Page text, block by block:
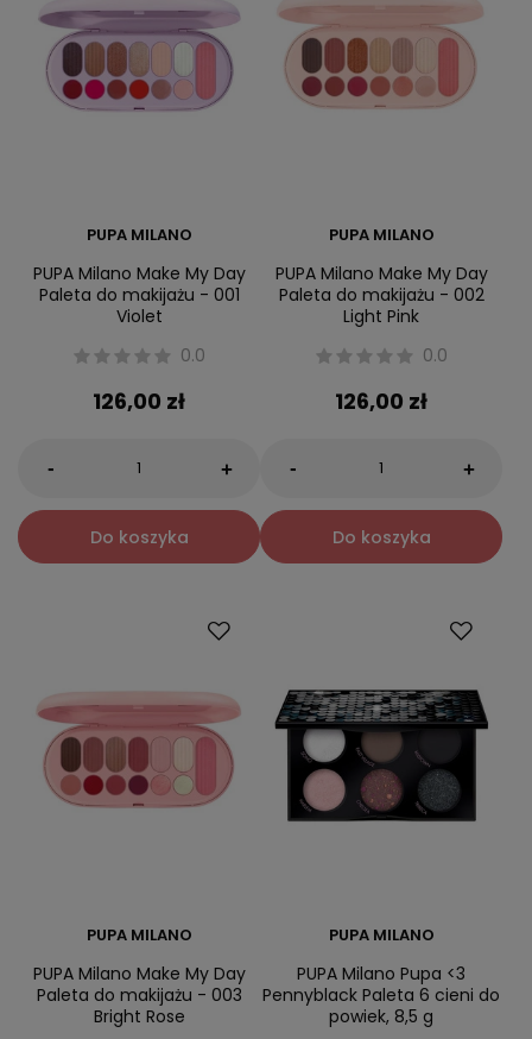
PUPA MILANO
PUPA Milano Make My Day
Paleta do makijażu - 001
Violet
0.0
126,00 zł
- +
Do koszyka
PUPA MILANO
PUPA Milano Make My Day
Paleta do makijażu - 002
Light Pink
0.0
126,00 zł
- +
Do koszyka
PUPA MILANO
PUPA Milano Make My Day
Paleta do makijażu - 003
Bright Rose
PUPA MILANO
PUPA Milano Pupa <3
Pennyblack Paleta 6 cieni do
powiek, 8,5 g